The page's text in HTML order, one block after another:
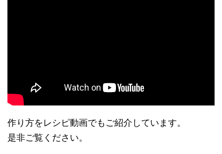
作り方をレシピ動画でもご紹介しています。
是非ご覧ください。